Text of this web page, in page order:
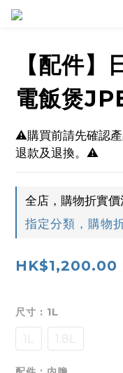
【配件
電飯煲
⚠️購買前請先確認
退款及退換。⚠️
全店，購物折實
指定分類，購物
HK$1,200.00
尺寸 : 1L
1L 1.8L